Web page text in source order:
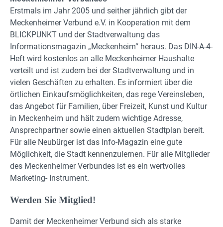
Erstmals im Jahr 2005 und seither jährlich gibt der
Meckenheimer Verbund e.V. in Kooperation mit dem
BLICKPUNKT und der Stadtverwaltung das
Informationsmagazin „Meckenheim“ heraus. Das DIN-A-4-
Heft wird kostenlos an alle Meckenheimer Haushalte
verteilt und ist zudem bei der Stadtverwaltung und in
vielen Geschäften zu erhalten. Es informiert über die
örtlichen Einkaufsmöglichkeiten, das rege Vereinsleben,
das Angebot für Familien, über Freizeit, Kunst und Kultur
in Meckenheim und hält zudem wichtige Adresse,
Ansprechpartner sowie einen aktuellen Stadtplan bereit.
Für alle Neubürger ist das Info-Magazin eine gute
Möglichkeit, die Stadt kennenzulernen. Für alle Mitglieder
des Meckenheimer Verbundes ist es ein wertvolles
Marketing- Instrument.
Werden Sie Mitglied!
Damit der Meckenheimer Verbund sich als starke